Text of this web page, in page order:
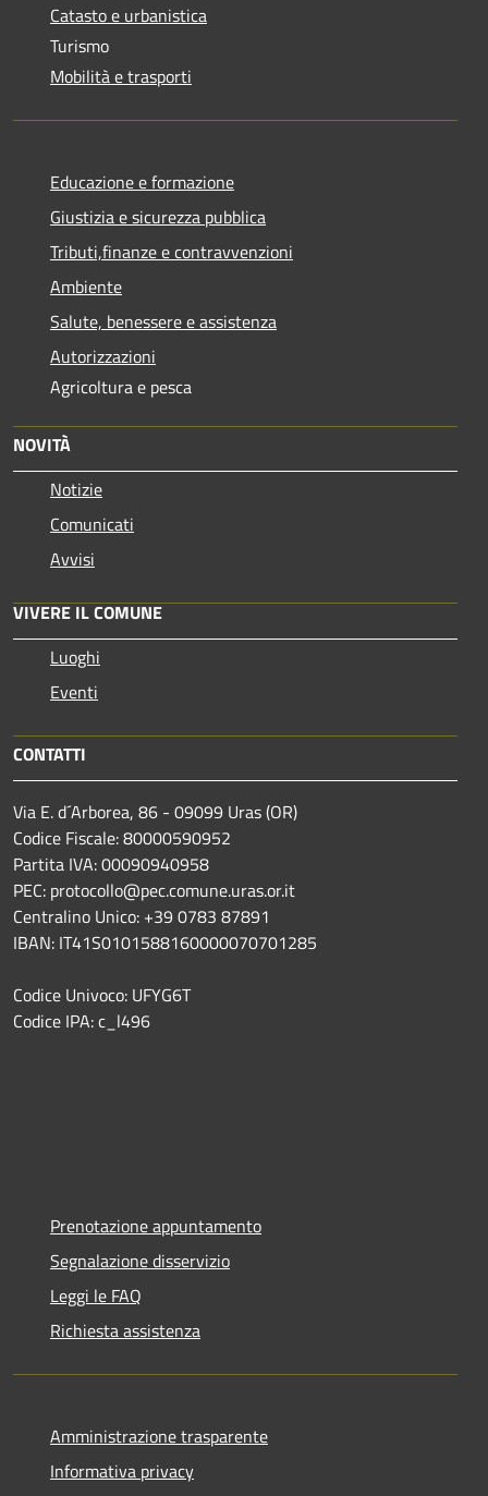
Catasto e urbanistica
Turismo
Mobilità e trasporti
Educazione e formazione
Giustizia e sicurezza pubblica
Tributi,finanze e contravvenzioni
Ambiente
Salute, benessere e assistenza
Autorizzazioni
Agricoltura e pesca
NOVITÀ
Notizie
Comunicati
Avvisi
VIVERE IL COMUNE
Luoghi
Eventi
CONTATTI
Via E. d´Arborea, 86 - 09099 Uras (OR)
Codice Fiscale: 80000590952
Partita IVA: 00090940958
PEC: protocollo@pec.comune.uras.or.it
Centralino Unico: +39 0783 87891
IBAN: IT41S0101588160000070701285
Codice Univoco: UFYG6T
Codice IPA: c_l496
Prenotazione appuntamento
Segnalazione disservizio
Leggi le FAQ
Richiesta assistenza
Amministrazione trasparente
Informativa privacy